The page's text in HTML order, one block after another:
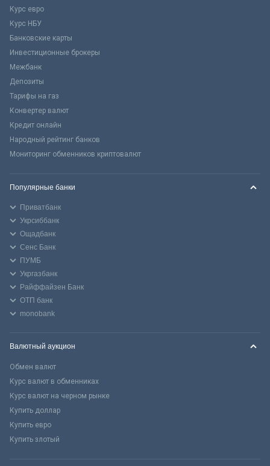
Курс евро
Курс НБУ
Банковские карты
Инвестиционные брокеры
Межбанк
Депозиты
Тарифы на газ
Конвертер валют
Кредит онлайн
Народный рейтинг банков
Мониторинг обменников криптовалют
Популярные банки
Приватбанк
Укрсиббанк
Ощадбанк
Сенс Банк
ПУМБ
Укргазбанк
Райффайзен Банк
ОТП банк
monobank
Валютный аукцион
Обмен валют
Курс валют в обменниках
Курс валют на черном рынке
Купить доллар
Купить евро
Купить злотый